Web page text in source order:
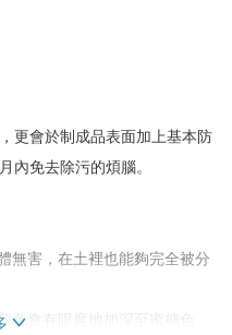
更會於制成品表面加上基本防
內免去除污的煩腦。
無害，在土裡也能夠完全被分
色會有限度地加深至蜜糖色。